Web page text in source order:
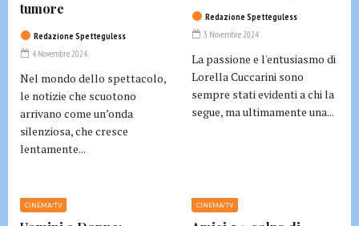
tumore
Redazione Spetteguless
4 Novembre 2024
Nel mondo dello spettacolo,
le notizie che scuotono
arrivano come un’onda
silenziosa, che cresce
lentamente...
Redazione Spetteguless
3 Novembre 2024
La passione e l'entusiasmo di
Lorella Cuccarini sono
sempre stati evidenti a chi la
segue, ma ultimamente una...
CINEMA/TV CINEMA/TV